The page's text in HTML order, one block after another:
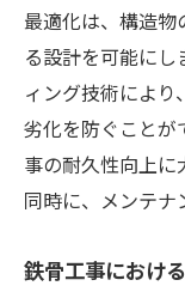
最適化は、構造
る設計を可能にし
ィング技術によ
劣化を防ぐことが
事の耐久性向上に
同時に、メンテナ
鉄骨工事におけ